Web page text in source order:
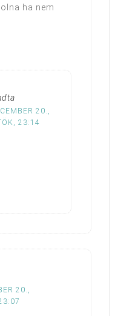
ha nem
20.,
23:14
20.,